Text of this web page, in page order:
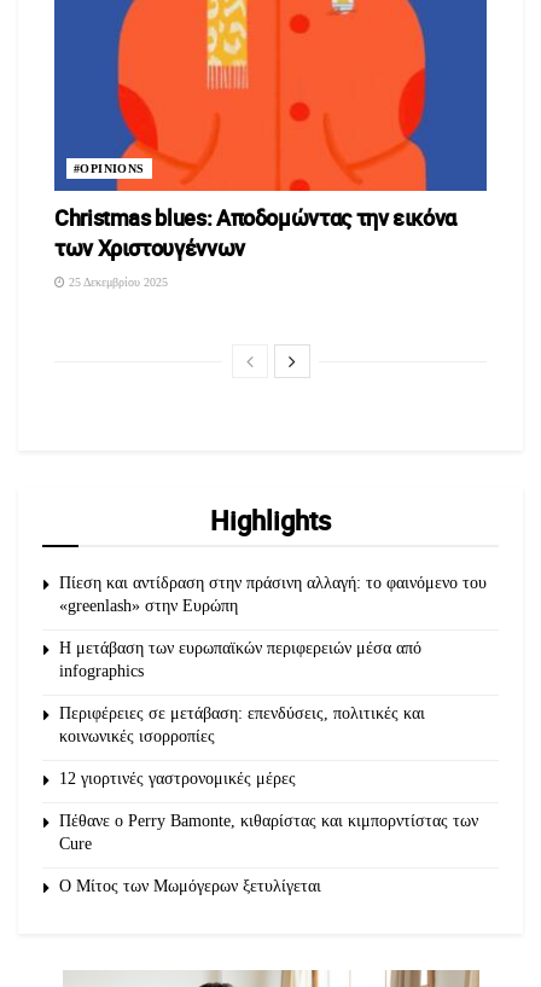
#OPINIONS
Christmas blues: Αποδομώντας την εικόνα
των Χριστουγέννων
25 Δεκεμβρίου 2025
Highlights
Πίεση και αντίδραση στην πράσινη αλλαγή: το φαινόμενο του
«greenlash» στην Ευρώπη
Η μετάβαση των ευρωπαϊκών περιφερειών μέσα από
infographics
Περιφέρειες σε μετάβαση: επενδύσεις, πολιτικές και
κοινωνικές ισορροπίες
12 γιορτινές γαστρονομικές μέρες
Πέθανε ο Perry Bamonte, κιθαρίστας και κιμπορντίστας των
Cure
O Μίτος των Μωμόγερων ξετυλίγεται